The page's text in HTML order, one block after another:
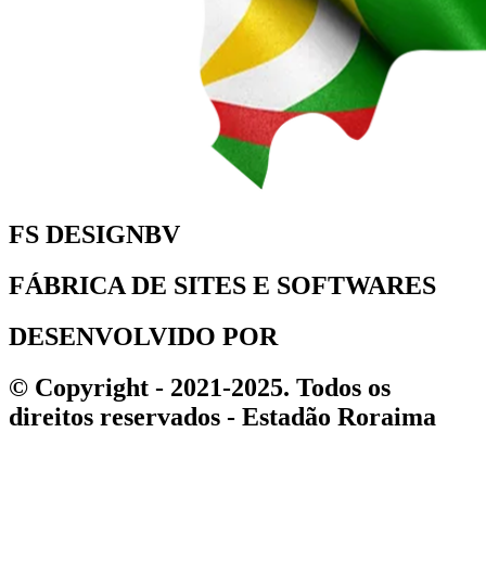
FS DESIGNBV
FÁBRICA DE SITES E SOFTWARES
DESENVOLVIDO POR
© Copyright - 2021-2025. Todos os
direitos reservados - Estadão Roraima